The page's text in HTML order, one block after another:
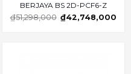
BERJAYA BS 2D-PCF6-Z
₫51,298,000 ₫42,748,000